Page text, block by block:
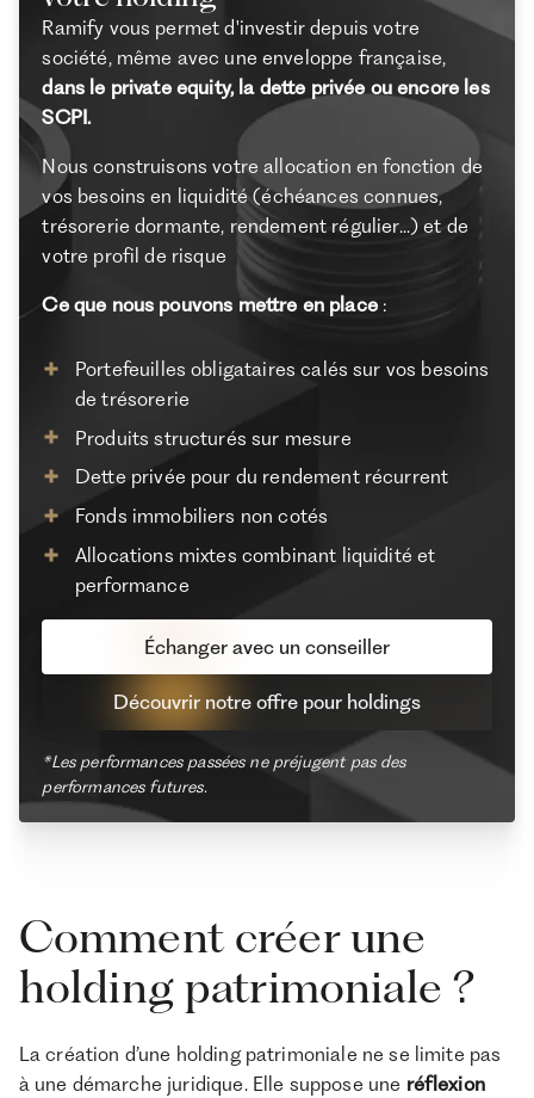
Ramify vous permet d'investir depuis votre
société, même avec une enveloppe française,
dans le private equity, la dette privée ou encore les
SCPI.
Nous construisons votre allocation en fonction de
vos besoins en liquidité (échéances connues,
trésorerie dormante, rendement régulier...) et de
votre profil de risque
Ce que nous pouvons mettre en place:
Portefeuilles obligataires calés sur vos besoins
de trésorerie
Produits structurés sur mesure
Dette privée pour du rendement récurrent
Fonds immobiliers non cotés
Allocations mixtes combinant liquidité et
performance
Découvrir notre offre pour holdings
Échanger avec un conseiller
*Les performances passées ne préjugent pas des
performances futures.
Comment créer une
holding patrimoniale ?
La création d’une holding patrimoniale ne se limite pas
à une démarche juridique. Elle suppose une réflexion